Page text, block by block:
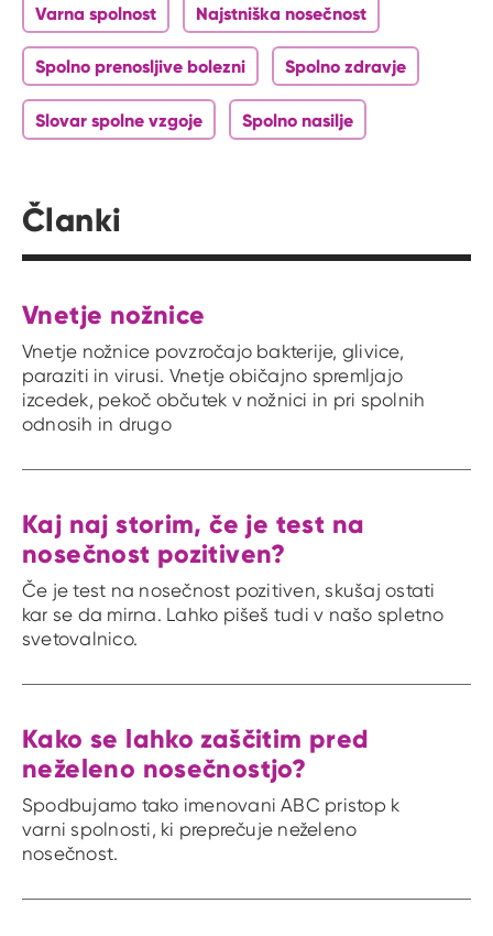
Varna spolnost Najstniška nosečnost
Spolno prenosljive bolezni Spolno zdravje
Slovar spolne vzgoje Spolno nasilje
Članki
Vnetje nožnice
Vnetje nožnice povzročajo bakterije, glivice,
paraziti in virusi. Vnetje običajno spremljajo
izcedek, pekoč občutek v nožnici in pri spolnih
odnosih in drugo
Kaj naj storim, če je test na
nosečnost pozitiven?
Če je test na nosečnost pozitiven, skušaj ostati
kar se da mirna. Lahko pišeš tudi v našo spletno
svetovalnico.
Kako se lahko zaščitim pred
neželeno nosečnostjo?
Spodbujamo tako imenovani ABC pristop k
varni spolnosti, ki preprečuje neželeno
nosečnost.